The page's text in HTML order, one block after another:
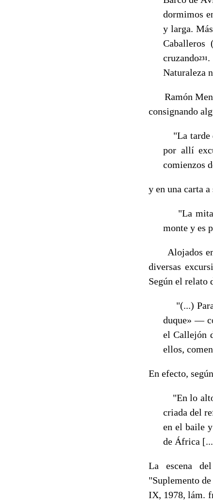
dormimos
y larga.
cruzando231 .
Naturaleza
Ramón
con­signando
"La tarde
por allí
comienzos
y en una carta
"La mitad
monte y es
Alojados en
diversas
Según el relato
"(...) Para
duque» —
el Callejón
ellos,
En efecto,
"En lo alto
cria­da del
en el baile
de África
La escena
"Suplemento
IX, 1978, lám.